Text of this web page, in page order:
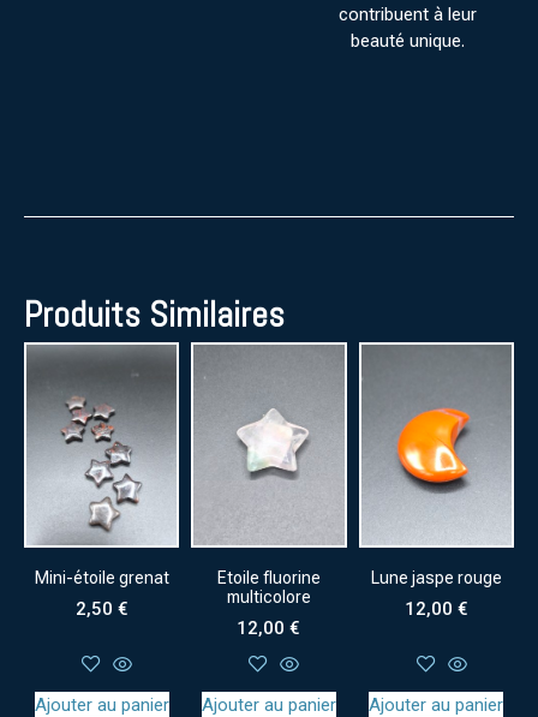
contribuent à leur
beauté unique.
Produits Similaires
Mini-étoile grenat
2,50 €
Ajouter au panier
Etoile fluorine
multicolore
12,00€
Ajouter au panier
Lune jaspe rouge
12,00 €
Ajouter au panier